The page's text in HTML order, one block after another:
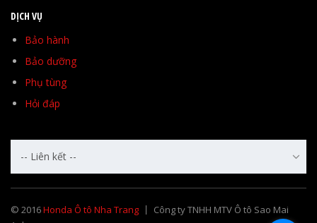
DỊCH VỤ
Bảo hành
Bảo dưỡng
Phụ tùng
Hỏi đáp
-- Liên kết --
© 2016Honda Ô tô Nha Trang
Công ty TNHH MTV Ô tô Sao Mai